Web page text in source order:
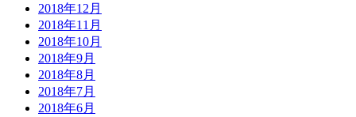
2018年12月
2018年11月
2018年10月
2018年9月
2018年8月
2018年7月
2018年6月